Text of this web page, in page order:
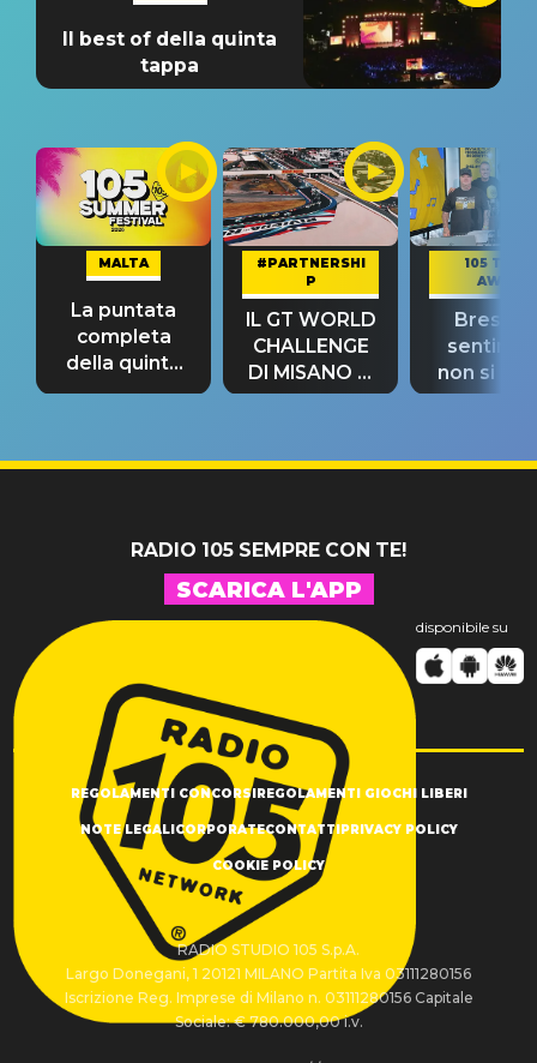
Il best of della quinta
tappa
MALTA
La puntata
completa
della quinta
tappa
#PARTNERSHI
P
IL GT WORLD
CHALLENGE
DI MISANO si
riconferma
105 TAKE
AWAY
Bresh:
non si
fino alla
RADIO 105 SEMPRE CON TE!
SCARICA L'APP
disponibile su
REGOLAMENTI CONCORSI REGOLAMENTI GIOCHI LIBERI
NOTE LEGALI CORPORATECONTATTI PRIVACY POLICY
COOKIE POLICY
RADIO STUDIO 105 S.p.A.
Largo Donegani, 1 20121 MILANO Partita Iva 03111280156
Iscrizione Reg. Imprese di Milano n. 03111280156 Capitale
Sociale: € 780.000,00 i.v.